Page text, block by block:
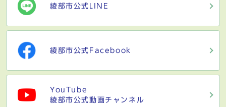
綾部市公式LINE
綾部市公式Facebook
YouTube
綾部市公式動画チャンネル